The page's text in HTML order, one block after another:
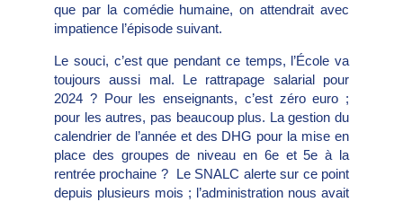
que par la comédie humaine, on attendrait avec
impatience l’épisode suivant.
Le souci, c’est que pendant ce temps, l’École va
toujours aussi mal. Le rattrapage salarial pour
2024 ? Pour les enseignants, c’est zéro euro ;
pour les autres, pas beaucoup plus. La gestion du
calendrier de l’année et des DHG pour la mise en
place des groupes de niveau en 6e et 5e à la
rentrée prochaine ? Le SNALC alerte sur ce point
depuis plusieurs mois ; l’administration nous avait